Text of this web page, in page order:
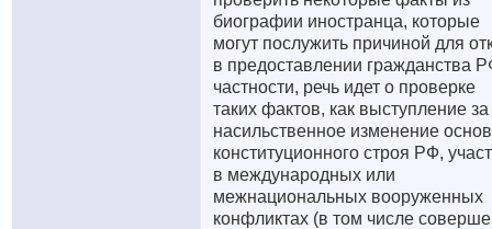
биографии иностранца, которые
могут послужить причиной для
в предоставлении гражданства
частности, речь идет о проверке
таких фактов, как выступление за
насильственное изменение основ
конституционного строя РФ,
в международных или
межнациональных вооруженных
конфликтах (в том числе